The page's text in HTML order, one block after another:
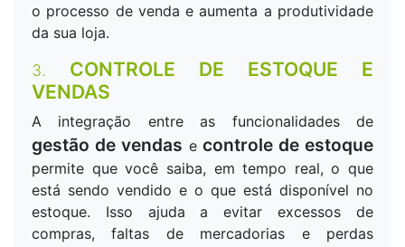
o processo de venda e aumenta a produtividade
da sua loja.
3. CONTROLE DE ESTOQUE E
VENDAS
A integração entre as funcionalidades de
gestão de vendas e controle de estoque
permite que você saiba, em tempo real, o que
está sendo vendido e o que está disponível no
estoque. Isso ajuda a evitar excessos de
compras, faltas de mercadorias e perdas